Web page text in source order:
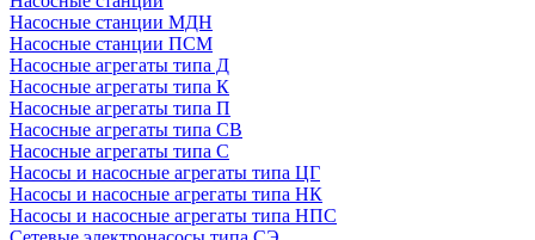
Насосные станции МДН
Насосные станции ПСМ
Насосные агрегаты типа Д
Насосные агрегаты типа К
Насосные агрегаты типа П
Насосные агрегаты типа СВ
Насосные агрегаты типа С
Насосы и насосные агрегаты типа ЦГ
Насосы и насосные агрегаты типа НК
Насосы и насосные агрегаты типа НПС